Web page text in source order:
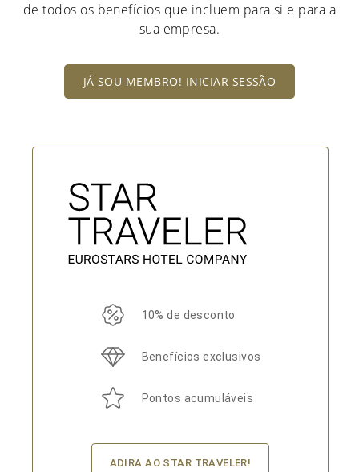
de todos os benefícios que incluem para si e para a
sua empresa.
JÁ SOU MEMBRO! INICIAR SESSÃO
10% de desconto
Benefícios exclusivos
Pontos acumuláveis
ADIRA AO STAR TRAVELER!